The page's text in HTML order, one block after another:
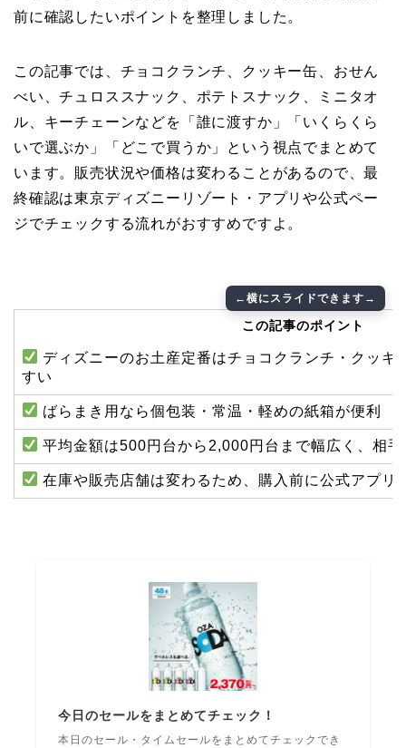
前に確認したいポイントを整理しました。
この記事では、チョコクランチ、クッキー缶、おせん
べい、チュロススナック、ポテトスナック、ミニタオ
ル、キーチェーンなどを「誰に渡すか」「いくらくら
いで選ぶか」「どこで買うか」という視点でまとめて
います。販売状況や価格は変わることがあるので、最
終確認は東京ディズニーリゾート・アプリや公式ペー
ジでチェックする流れがおすすめですよ。
この記事のポイント
ディズニーのお土産定番はチョコクランチ・クッキ
すい
ばらまき用なら個包装・常温・軽めの紙箱が便利
平均金額は500円台から2,000円台まで幅広く、相
在庫や販売店舗は変わるため、購入前に公式アプリ
今日のセールをまとめてチェック！
本日のセール・タイムセールをまとめてチェックでき